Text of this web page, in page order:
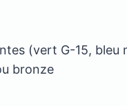
(vert G-15,
bronze